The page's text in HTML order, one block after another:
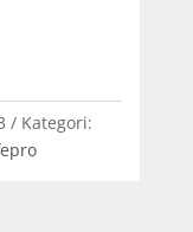
Kategori: